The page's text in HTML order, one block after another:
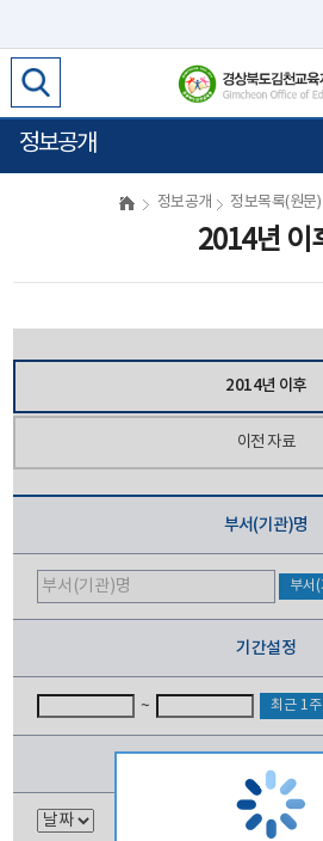
정보공개
정보공개 정보목록(원문)
2014년 이
2014년 이후
이전 자료
부서(기관)명
부서(
기간설정
~ 최근 1주